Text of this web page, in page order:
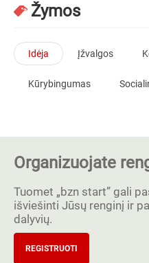
Žymos
Idėja Įžvalgos
Kūrybingumas
Organizuojate
Tuomet „bzn start” gali
išviešinti Jūsų renginį ir
dalyvių.
REGISTRUOTI